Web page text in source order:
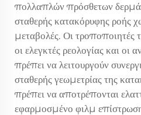
πολλαπλών πρόσθετων
σταθερής κατακόρυφης ροής
μεταβολές. Οι τροποποιητές
οι ελεγκτές ρεολογίας και οι
πρέπει να λειτουργούν
σταθερής γεωμετρίας της
πρέπει να αποτρέπονται
εφαρμοσμένο φιλμ